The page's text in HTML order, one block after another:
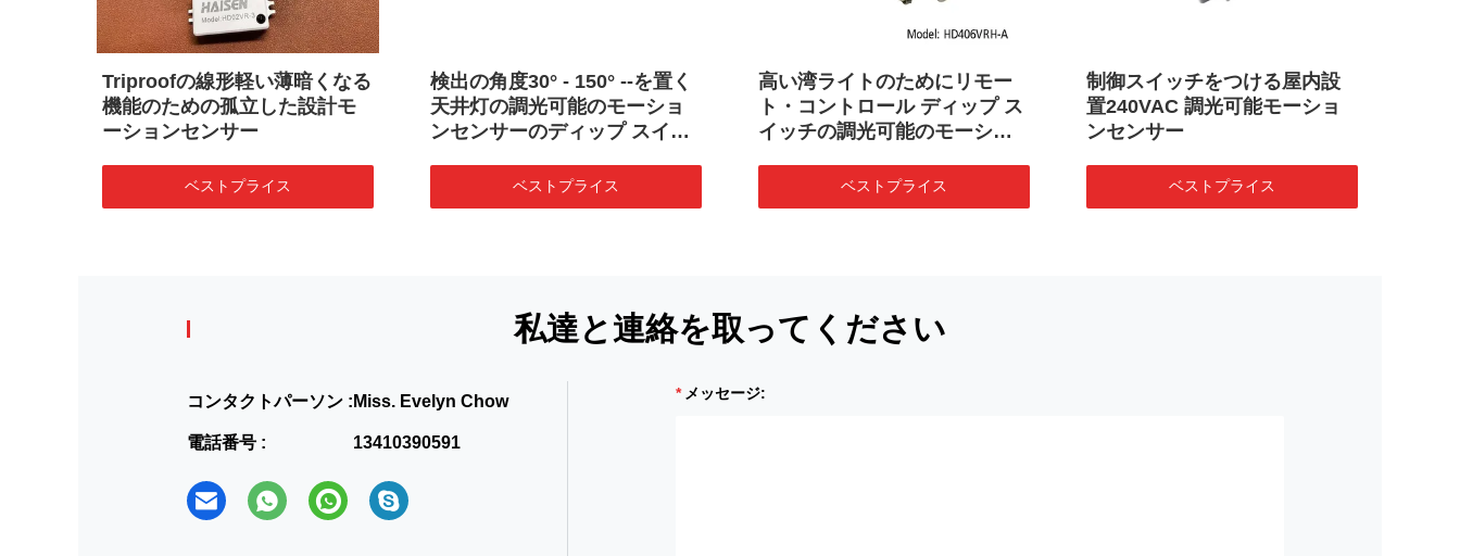
Triproofの線形軽い薄暗くなる
機能のための孤立した設計モ
ーションセンサー
ベストプライス
検出の角度30° - 150° --を置く
天井灯の調光可能のモーショ
ンセンサーのディップ スイッ
ベストプライス
高い湾ライトのためにリモー
ト・コントロール ディップ ス
イッチの調光可能のモーショ
ベストプライス
制御スイッチをつける屋内設
置240VAC 調光可能モーショ
ンセンサー
ベストプライス
私達と連絡を取ってください
コンタクトパーソン : Miss. Evelyn Chow
電話番号 : 13410390591
メッセージ: